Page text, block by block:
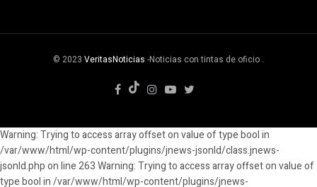
© 2023 VeritasNoticias -Noticias con tintas de oficio .
Warning: Trying to access array offset on value of type bool in
/var/www/html/wp-content/plugins/jnews-jsonld/class.jnews-
jsonld.php on line 263 Warning: Trying to access array offset on value of
type bool in /var/www/html/wp-content/plugins/jnews-